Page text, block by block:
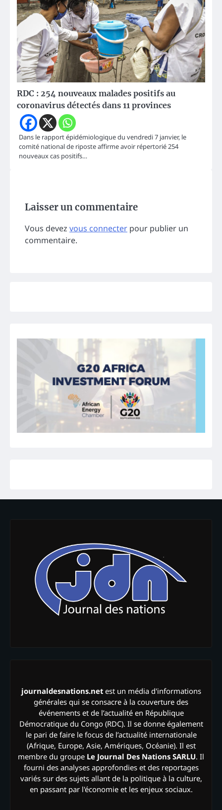
RDC : 254 nouveaux malades positifs au
coronavirus détectés dans 11 provinces
Dans le rapport épidémiologique du vendredi 7 janvier, le
comité national de riposte affirme avoir répertorié 254
nouveaux cas positifs…
Laisser un commentaire
Vous devez vous connecter pour publier un
commentaire.
journaldesnations.netest un média d'informations
générales qui se consacre à la couverture des
événements et de l’actualité en République
Démocratique du Congo (RDC). Il se donne également
le pari de faire le focus de l’actualité internationale
(Afrique, Europe, Asie, Amériques, Océanie). Il est
membre du groupe Le Journal Des Nations SARLU. Il
fourni des analyses approfondies et des reportages
variés sur des sujets allant de la politique à la culture,
en passant par l'économie et les enjeux sociaux.